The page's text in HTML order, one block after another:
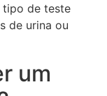
tipo de teste
de urina ou
um